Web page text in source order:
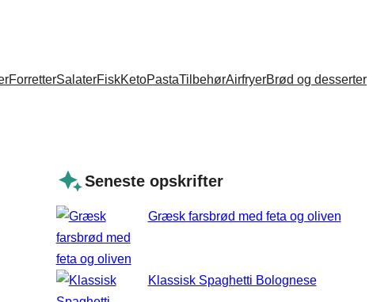
ForretterSalaterFiskKetoPastaTilbehørAirfryerBrød og desserter
Seneste opskrifter
Græsk farsbrød med feta og oliven
Klassisk Spaghetti Bolognese